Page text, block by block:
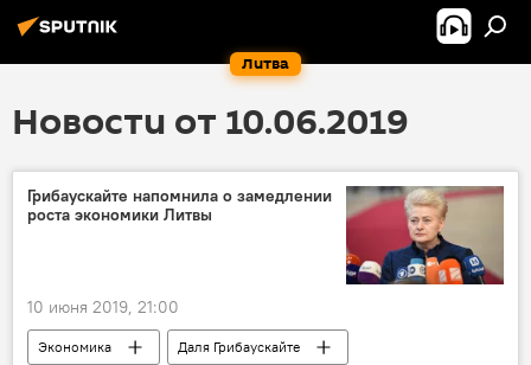
Литва
Новости от 10.06.2019
Грибаускайте напомнила о замедлении
роста экономики Литвы
10 июня 2019, 21:00
Экономика
Даля Грибаускайте